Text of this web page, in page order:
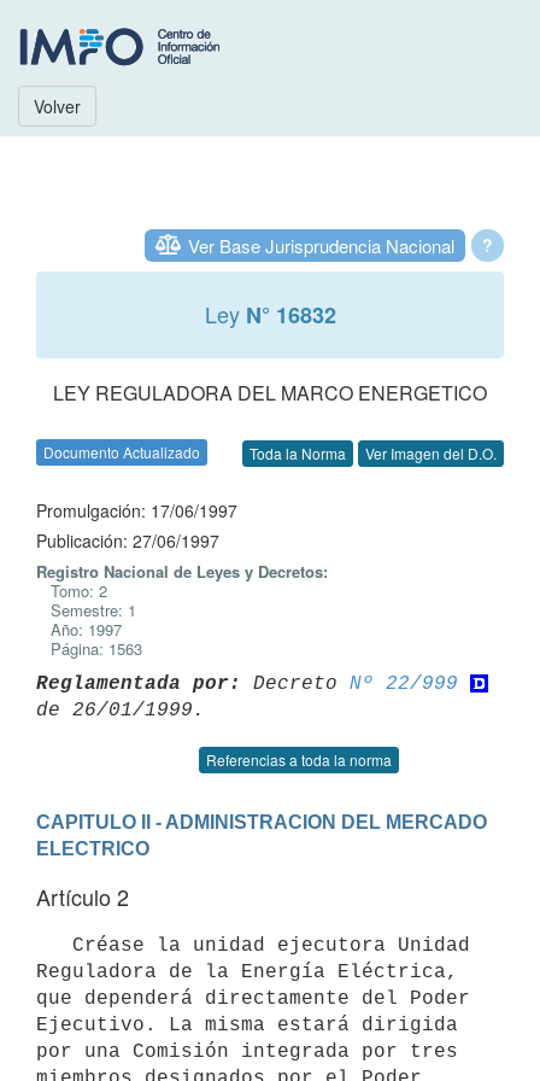
Volver
?
Ver Base Jurisprudencia Nacional
Ley N° 16832
LEY REGULADORA DEL MARCO ENERGETICO
Documento Actualizado Toda la Norma Ver Imagen del D.O.
Promulgación: 17/06/1997
Publicación: 27/06/1997
Registro Nacional de Leyes y Decretos:
Tomo: 2
Semestre: 1
Año: 1997
Página: 1563
Reglamentada por: Decreto Nº 22/999
Referencias a toda la norma
CAPITULO II - ADMINISTRACION DEL MERCADO
ELECTRICO
Artículo 2
Reguladora de la Energía Eléctrica,
que dependerá directamente del Poder
Ejecutivo. La misma estará dirigida
por una Comisión integrada por tres